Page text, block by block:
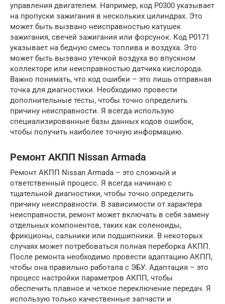
управления двигателем. Например, код P0300 указывает
на пропуски зажигания в нескольких цилиндрах. Это
может быть вызвано неисправностью катушек
зажигания, свечей зажигания или форсунок. Код P0171
указывает на бедную смесь топлива и воздуха. Это
может быть вызвано утечкой воздуха во впускном
коллекторе или неисправностью датчика кислорода.
Важно понимать, что код ошибки – это лишь отправная
точка для диагностики. Необходимо провести
дополнительные тесты, чтобы точно определить
причину неисправности. Я всегда использую
специализированные базы данных кодов ошибок,
чтобы получить наиболее точную информацию.
Ремонт АКПП Nissan Armada
Ремонт АКПП Nissan Armada – это сложный и
ответственный процесс. Я всегда начинаю с
тщательной диагностики, чтобы точно определить
причину неисправности. В зависимости от характера
неисправности, ремонт может включать в себя замену
отдельных компонентов, таких как соленоиды,
фрикционы, сальники или подшипники. В некоторых
случаях может потребоваться полная переборка АКПП.
После ремонта необходимо провести адаптацию АКПП,
чтобы она правильно работала с ЭБУ. Адаптация – это
процесс настройки параметров АКПП, чтобы
обеспечить плавное и четкое переключение передач. Я
использую только качественные запчасти и